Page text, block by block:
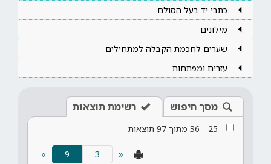
כתבי יד בעל הסולם
מילונים
שערים לחכמת הקבלה למתחילים
עזרים ומפתחות
מסך חיפוש רשימת תוצאות
25
-
36 מתוך 97 תוצאות
«
9
(current)
»